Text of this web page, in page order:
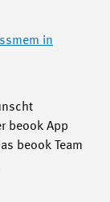
in
beook App
beook Team